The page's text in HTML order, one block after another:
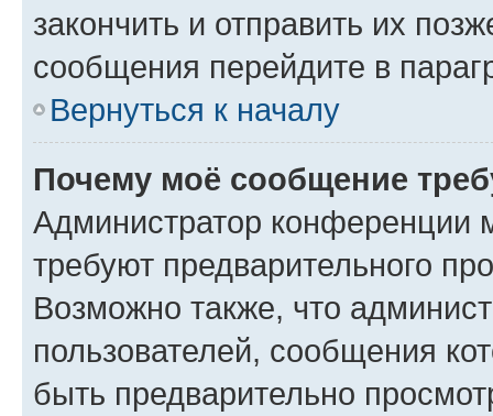
закончить и отправить их
сообщения перейдите в
Вернуться к началу
Почему моё сообщение
Администратор конференции
требуют предварительного
Возможно также, что
пользователей, сообщения
быть предварительно